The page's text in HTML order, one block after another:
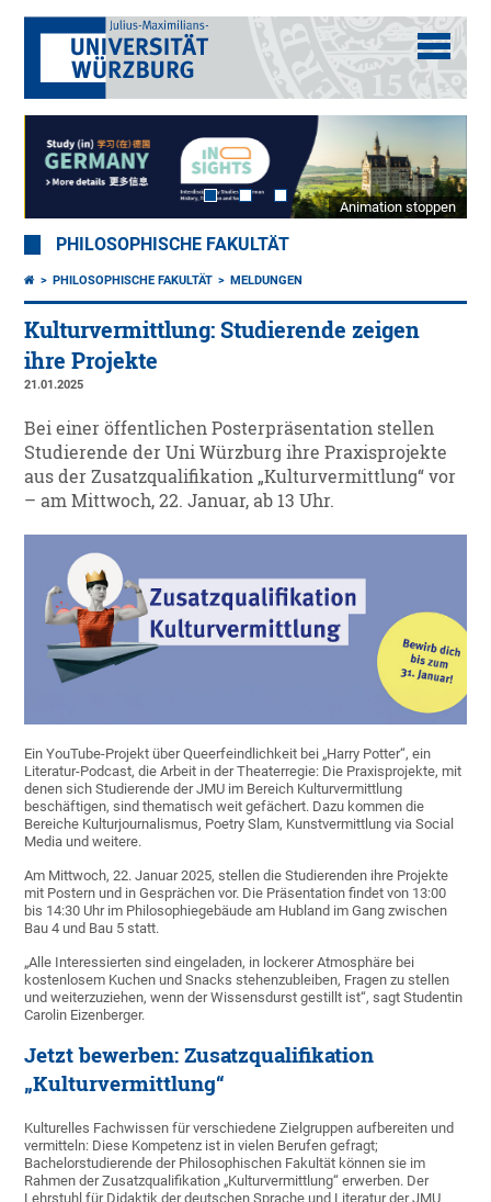
Animation stoppen
PHILOSOPHISCHE FAKULTÄT
PHILOSOPHISCHE FAKULTÄT MELDUNGEN
Kulturvermittlung: Studierende zeigen
ihre Projekte
21.01.2025
Bei einer öffentlichen Posterpräsentation stellen
Studierende der Uni Würzburg ihre Praxisprojekte
aus der Zusatzqualifikation „Kulturvermittlung“ vor
– am Mittwoch, 22. Januar, ab 13 Uhr.
Ein YouTube-Projekt über Queerfeindlichkeit bei „Harry Potter“, ein
Literatur-Podcast, die Arbeit in der Theaterregie: Die Praxisprojekte, mit
denen sich Studierende der JMU im Bereich Kulturvermittlung
beschäftigen, sind thematisch weit gefächert. Dazu kommen die
Bereiche Kulturjournalismus, Poetry Slam, Kunstvermittlung via Social
Media und weitere.
Am Mittwoch, 22. Januar 2025, stellen die Studierenden ihre Projekte
mit Postern und in Gesprächen vor. Die Präsentation findet von 13:00
bis 14:30 Uhr im Philosophiegebäude am Hubland im Gang zwischen
Bau 4 und Bau 5 statt.
„Alle Interessierten sind eingeladen, in lockerer Atmosphäre bei
kostenlosem Kuchen und Snacks stehenzubleiben, Fragen zu stellen
und weiterzuziehen, wenn der Wissensdurst gestillt ist“, sagt Studentin
Carolin Eizenberger.
Jetzt bewerben: Zusatzqualifikation
„Kulturvermittlung“
Kulturelles Fachwissen für verschiedene Zielgruppen aufbereiten und
vermitteln: Diese Kompetenz ist in vielen Berufen gefragt;
Bachelorstudierende der Philosophischen Fakultät können sie im
Rahmen der Zusatzqualifikation „Kulturvermittlung“ erwerben. Der
Lehrstuhl für Didaktik der deutschen Sprache und Literatur der JMU